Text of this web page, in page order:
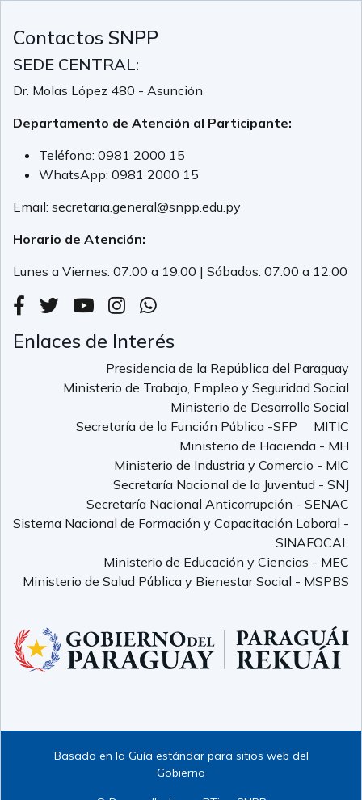
Contactos SNPP
SEDE CENTRAL:
Dr. Molas López 480 - Asunción
Departamento de Atención al Participante:
Teléfono: 0981 2000 15
WhatsApp: 0981 2000 15
Email: secretaria.general@snpp.edu.py
Horario de Atención:
Lunes a Viernes: 07:00 a 19:00 | Sábados: 07:00 a 12:00
Enlaces de Interés
Presidencia de la República del Paraguay
Ministerio de Trabajo, Empleo y Seguridad Social
Ministerio de Desarrollo Social
Secretaría de la Función Pública -SFP
MITIC
Ministerio de Hacienda - MH
Ministerio de Industria y Comercio - MIC
Secretaría Nacional de la Juventud - SNJ
Secretaría Nacional Anticorrupción - SENAC
Sistema Nacional de Formación y Capacitación Laboral -
SINAFOCAL
Ministerio de Educación y Ciencias - MEC
Ministerio de Salud Pública y Bienestar Social - MSPBS
Basado en la Guía estándar para sitios web del
Gobierno